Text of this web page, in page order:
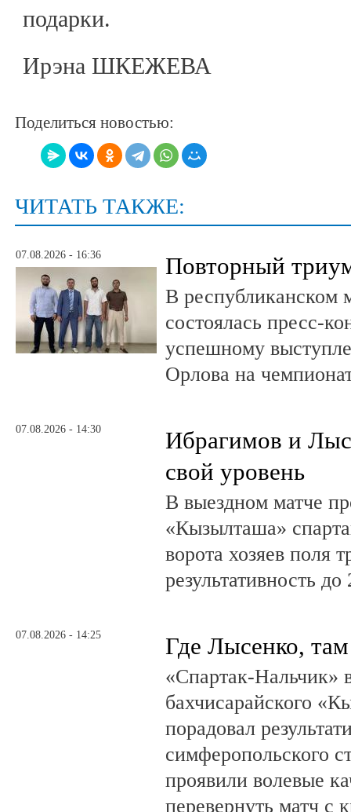
подарки.
Ирэна ШКЕЖЕВА
Поделиться новостью:
ЧИТАТЬ ТАКЖЕ:
07.08.2026 - 16:36 Повторный
В республиканском
состоялась пресс-
успешному
Орлова на
07.08.2026 - 14:30
Ибрагимов и
свой уровень
В выездном матче
«Кызылташа»
ворота хозяев поля
результативность
07.08.2026 - 14:25 Где Лысенко,
«Спартак-Нальчик»
бахчисарайского
порадовал
симферопольского
проявили волевые
перевернуть матч с